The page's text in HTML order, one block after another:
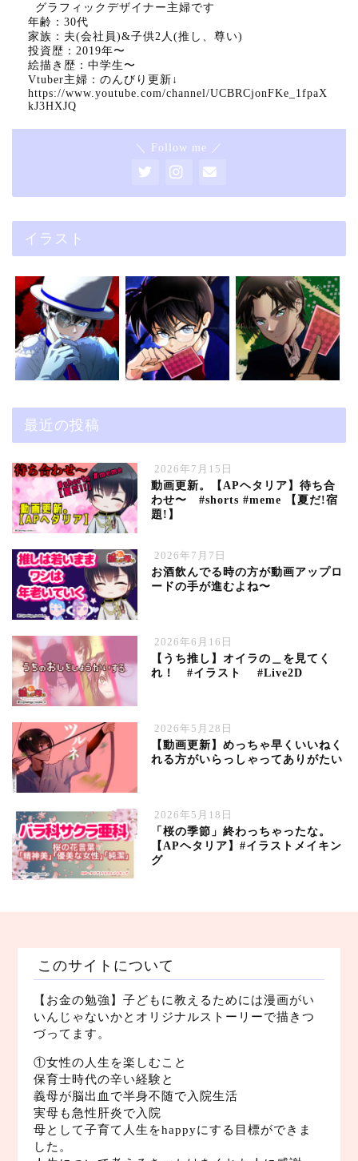
グラフィックデザイナー主婦です
年齢：30代
家族：夫(会社員)&子供2人(推し、尊い)
投資歴：2019年〜
絵描き歴：中学生〜
Vtuber主婦：のんびり更新↓
https://www.youtube.com/channel/UCBRCjonFKe_1fpaX
kJ3HXJQ
＼ Follow me ／
イラスト
最近の投稿
2026年7月15日
動画更新。【APヘタリア】待ち合
わせ〜 #shorts #meme 【夏だ!宿
題!】
2026年7月7日
お酒飲んでる時の方が動画アップロ
ードの手が進むよね〜
2026年6月16日
【うち推し】オイラの＿を見てく
れ！ #イラスト #Live2D
2026年5月28日
【動画更新】めっちゃ早くいいねく
れる方がいらっしゃってありがたい
2026年5月18日
「桜の季節」終わっちゃったな。
【APヘタリア】#イラストメイキン
グ
このサイトについて
【お金の勉強】子どもに教えるためには漫画がい
いんじゃないかとオリジナルストーリーで描きつ
づってます。
①女性の人生を楽しむこと
保育士時代の辛い経験と
義母が脳出血で半身不随で入院生活
実母も急性肝炎で入院
母として子育て人生をhappyにする目標ができま
した。